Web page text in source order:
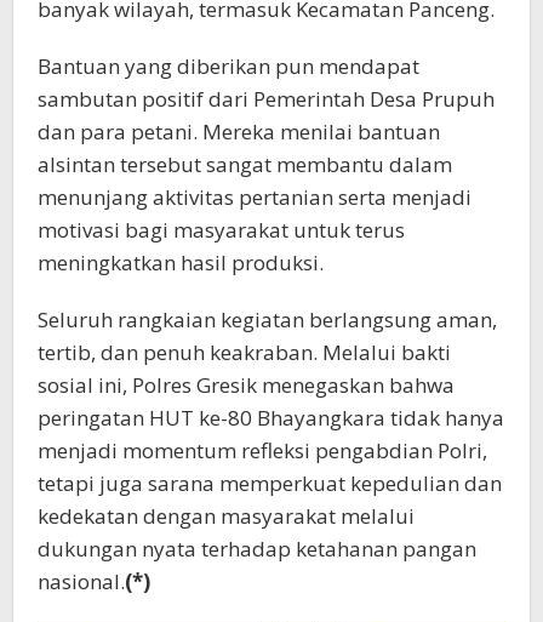
banyak wilayah, termasuk Kecamatan Panceng.
Bantuan yang diberikan pun mendapat
sambutan positif dari Pemerintah Desa Prupuh
dan para petani. Mereka menilai bantuan
alsintan tersebut sangat membantu dalam
menunjang aktivitas pertanian serta menjadi
motivasi bagi masyarakat untuk terus
meningkatkan hasil produksi.
Seluruh rangkaian kegiatan berlangsung aman,
tertib, dan penuh keakraban. Melalui bakti
sosial ini, Polres Gresik menegaskan bahwa
peringatan HUT ke-80 Bhayangkara tidak hanya
menjadi momentum refleksi pengabdian Polri,
tetapi juga sarana memperkuat kepedulian dan
kedekatan dengan masyarakat melalui
dukungan nyata terhadap ketahanan pangan
nasional.(*)